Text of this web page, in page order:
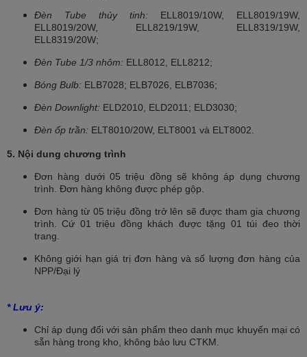
Đèn Tube thủy tinh: ELL8019/10W, ELL8019/19W,
ELL8019/20W, ELL8219/19W, ELL8319/19W,
ELL8319/20W;
Đèn Tube 1/3 nhôm: ELL8012, ELL8212;
Bóng Bulb: ELB7028; ELB7026, ELB7036;
Đèn Downlight: ELD2010, ELD2011; ELD3030;
Đèn ốp trần: ELT8010/20W, ELT8001 và ELT8002.
5. Nội dung chương trình
Đơn hàng dưới 05 triệu đồng sẽ không áp dụng chương
trình. Đơn hàng không được phép gộp.
Đơn hàng từ 05 triệu đồng trở lên sẽ được tham gia chương
trình. Cứ 01 triệu đồng khách được tặng 01 túi đeo thời
trang.
Không giới hạn giá trị đơn hàng và số lượng đơn hàng của
NPP/Đại lý
* Lưu ý:
Chỉ áp dụng đối với sản phẩm theo danh mục khuyến mại có
sẵn hàng trong kho, không bảo lưu CTKM.